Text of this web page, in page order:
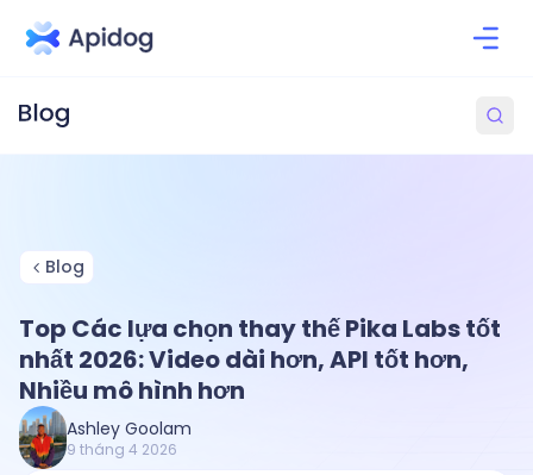
Blog
Top Các lựa chọn thay thế Pika Labs tốt
nhất 2026: Video dài hơn, API tốt hơn,
Nhiều mô hình hơn
Ashley Goolam
9 tháng 4 2026